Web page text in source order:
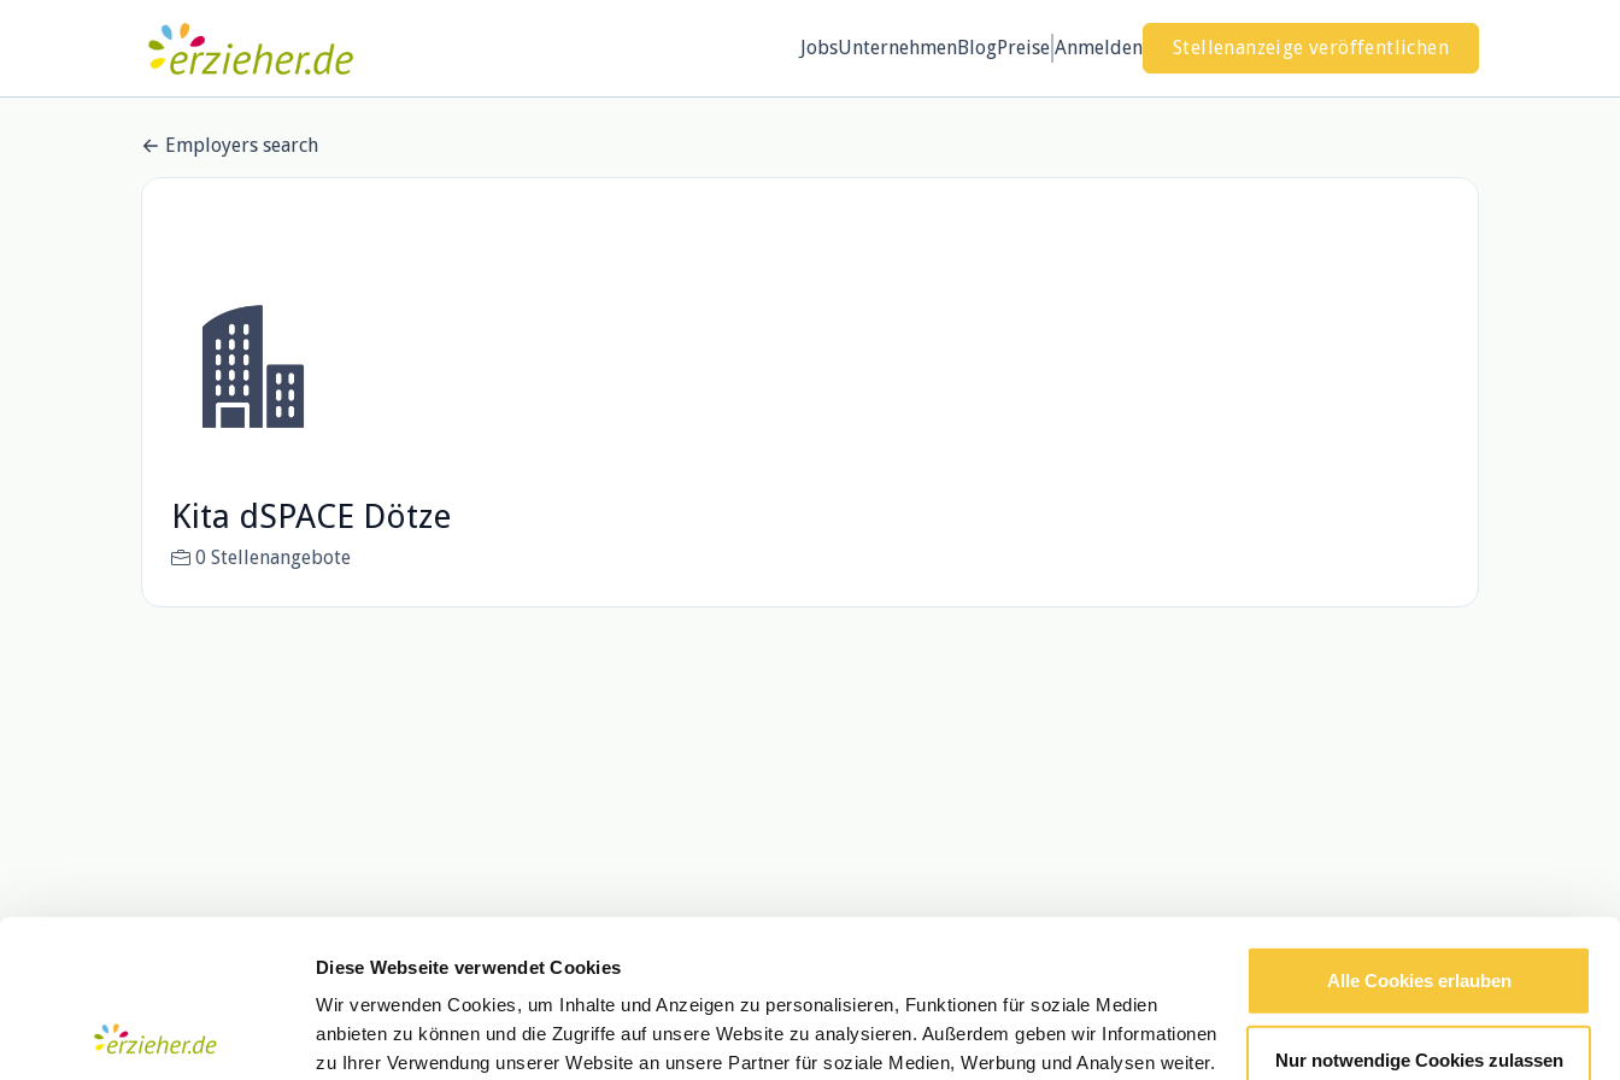
Diese Webseite verwendet Cookies
Wir verwenden Cookies, um Inhalte und Anzeigen zu personalisieren, Funktionen für soziale Medien
anbieten zu können und die Zugriffe auf unsere Website zu analysieren. Außerdem geben wir Informationen
zu Ihrer Verwendung unserer Website an unsere Partner für soziale Medien, Werbung und Analysen weiter.
Alle Cookies erlauben
Nur notwendige Cookies zulassen
JobsUnternehmenBlogPreise Anmelden Stellenanzeige veröffentlichen
Employers search
Kita dSPACE Dötze
0 Stellenangebote